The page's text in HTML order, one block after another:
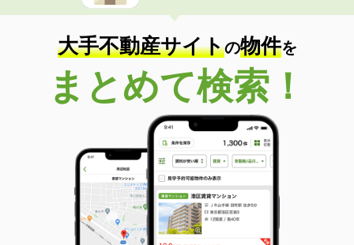
大手不動産サイトの物件を
まとめて検索！